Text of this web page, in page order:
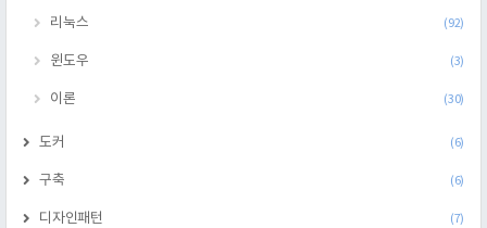
리눅스 (92)
윈도우 (3)
이론 (30)
도커 (6)
구축 (6)
디자인패턴 (7)